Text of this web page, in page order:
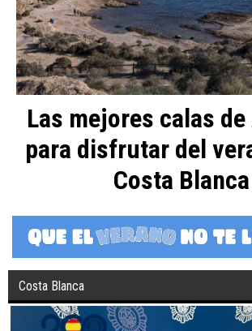
Las mejores calas
para disfrutar del
Costa Blanca
Costa Blanca